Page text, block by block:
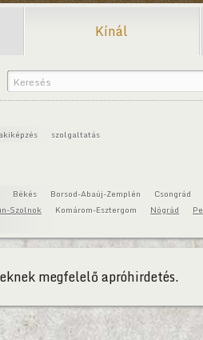
Kínál
szolgaltatás
Békés Borsod-Abaúj-Zemplén
Csongrád
Szolnok Komárom-Esztergom Nógrád
megfelelő apróhirdetés.